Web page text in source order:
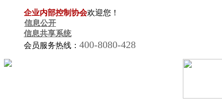
企业内部控制协会欢迎您！
信息公开
信息共享系统
会员服务热线： 400-8080-428